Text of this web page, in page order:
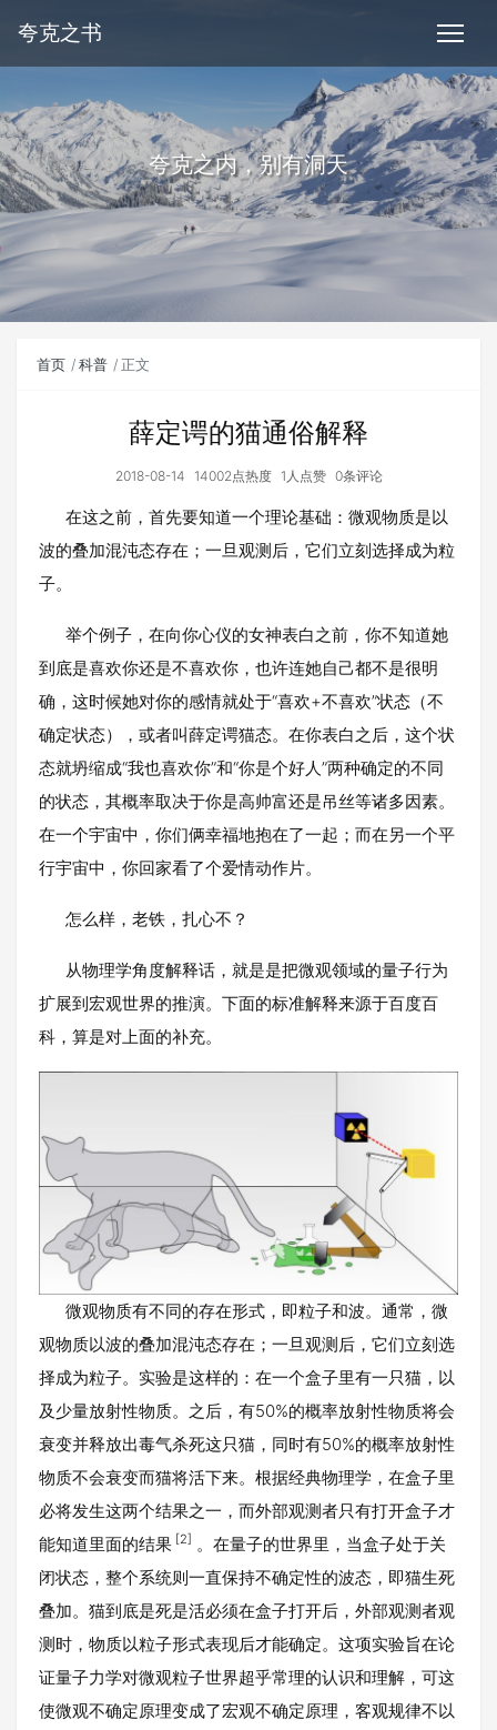
夸克之书
夸克之内，别有洞天
首页 科普 正文
薛定谔的猫通俗解释
2018-08-14 14002点热度 1人点赞 0条评论
在这之前，首先要知道一个理论基础：微观物质是以
波的叠加混沌态存在；一旦观测后，它们立刻选择成为粒
子。
举个例子，在向你心仪的女神表白之前，你不知道她
到底是喜欢你还是不喜欢你，也许连她自己都不是很明
确，这时候她对你的感情就处于“喜欢+不喜欢”状态（不
确定状态），或者叫薛定谔猫态。在你表白之后，这个状
态就坍缩成“我也喜欢你”和“你是个好人”两种确定的不同
的状态，其概率取决于你是高帅富还是吊丝等诸多因素。
在一个宇宙中，你们俩幸福地抱在了一起；而在另一个平
行宇宙中，你回家看了个爱情动作片。
怎么样，老铁，扎心不？
从物理学角度解释话，就是是把微观领域的量子行为
扩展到宏观世界的推演。下面的标准解释来源于百度百
科，算是对上面的补充。
微观物质有不同的存在形式，即粒子和波。通常，微
观物质以波的叠加混沌态存在；一旦观测后，它们立刻选
择成为粒子。实验是这样的：在一个盒子里有一只猫，以
及少量放射性物质。之后，有50%的概率放射性物质将会
衰变并释放出毒气杀死这只猫，同时有50%的概率放射性
物质不会衰变而猫将活下来。根据经典物理学，在盒子里
必将发生这两个结果之一，而外部观测者只有打开盒子才
能知道里面的结果 [2] 。在量子的世界里，当盒子处于关
闭状态，整个系统则一直保持不确定性的波态，即猫生死
叠加。猫到底是死是活必须在盒子打开后，外部观测者观
测时，物质以粒子形式表现后才能确定。这项实验旨在论
证量子力学对微观粒子世界超乎常理的认识和理解，可这
使微观不确定原理变成了宏观不确定原理，客观规律不以